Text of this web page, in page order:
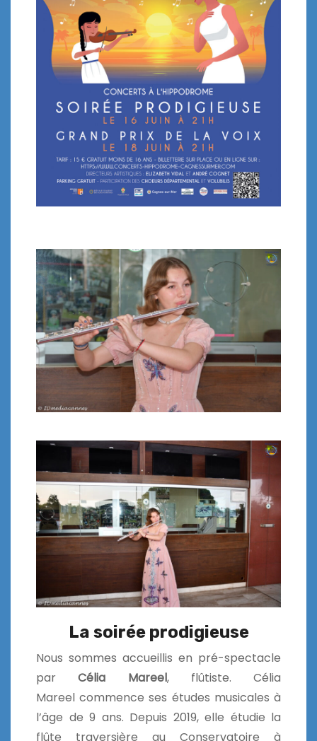
La soirée prodigieuse
Nous sommes accueillis en pré-spectacle
parCélia Mareel, flûtiste. Célia
Mareel commence ses études musicales à
l’âge de 9 ans. Depuis 2019, elle étudie la
flûte traversière au Conservatoire à